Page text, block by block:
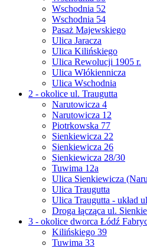
Wschodnia 52
Wschodnia 54
Pasaż Majewskiego
Ulica Jaracza
Ulica Kilińskiego
Ulica Rewolucji 1905 r.
Ulica Włókiennicza
Ulica Wschodnia
2 - okolice ul. Traugutta
Narutowicza 4
Narutowicza 12
Piotrkowska 77
Sienkiewicza 22
Sienkiewicza 26
Sienkiewicza 28/30
Tuwima 12a
Ulica Sienkiewicza
Ulica Traugutta
Ulica Traugutta - układ
Droga łącząca ul.
3 - okolice dworca Łódź
Kilińskiego 39
Tuwima 33